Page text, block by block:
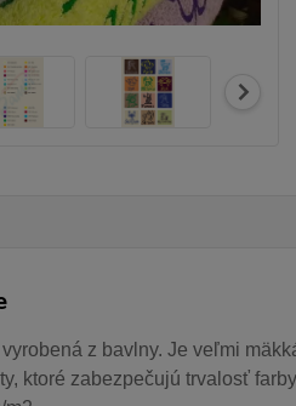
z bavlny. Je veľmi
ktoré zabezpečujú trvalosť